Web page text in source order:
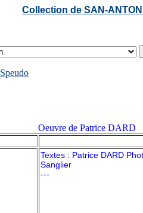
Collection de SAN-
Speudo
Oeuvre de Patrice DARD
Textes : Patrice DARD
Sanglier
---